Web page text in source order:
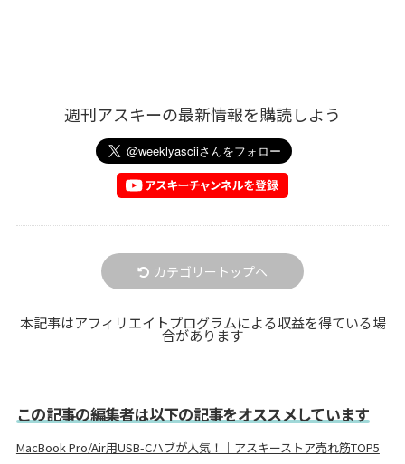
週刊アスキーの最新情報を購読しよう
カテゴリートップへ
本記事はアフィリエイトプログラムによる収益を得ている場
合があります
この記事の編集者は以下の記事をオススメしています
MacBook Pro/Air用USB-Cハブが人気！｜アスキーストア売れ筋TOP5